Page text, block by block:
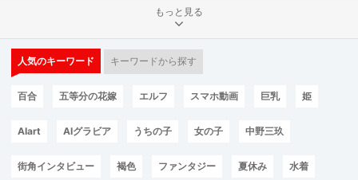
もっと見る
人気のキーワード キーワードから探す
百合 五等分の花嫁 エルフ スマホ動画 巨乳 姫
AIart AIグラビア うちの子 女の子 中野三玖
街角インタビュー 褐色 ファンタジー 夏休み 水着